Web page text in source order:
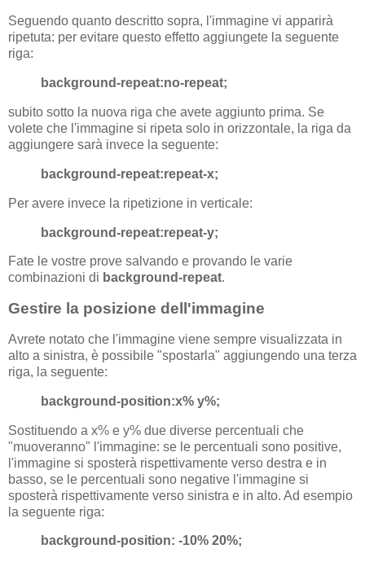
Seguendo quanto descritto sopra, l'immagine vi apparirà
ripetuta: per evitare questo effetto aggiungete la seguente
riga:
background-repeat:no-repeat;
subito sotto la nuova riga che avete aggiunto prima. Se
volete che l'immagine si ripeta solo in orizzontale, la riga da
aggiungere sarà invece la seguente:
background-repeat:repeat-x;
Per avere invece la ripetizione in verticale:
background-repeat:repeat-y;
Fate le vostre prove salvando e provando le varie
combinazioni di background-repeat.
Gestire la posizione dell'immagine
Avrete notato che l'immagine viene sempre visualizzata in
alto a sinistra, è possibile "spostarla" aggiungendo una terza
riga, la seguente:
background-position:x% y%;
Sostituendo a x% e y% due diverse percentuali che
"muoveranno" l'immagine: se le percentuali sono positive,
l'immagine si sposterà rispettivamente verso destra e in
basso, se le percentuali sono negative l'immagine si
sposterà rispettivamente verso sinistra e in alto. Ad esempio
la seguente riga:
background-position: -10% 20%;